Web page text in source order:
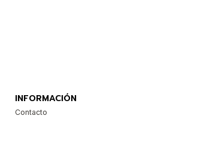
INFORMACIÓN
Contacto